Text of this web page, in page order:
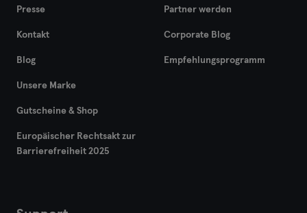
Presse
Kontakt
Blog
Unsere Marke
Gutscheine & Shop
Europäischer Rechtsakt zur
Barrierefreiheit 2025
Partner werden
Corporate Blog
Empfehlungsprogramm